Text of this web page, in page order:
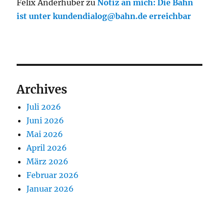
Felix Anderhuber zuNotiz an mich: Die Bahn
ist unter kundendialog@bahn.de erreichbar
Archives
Juli 2026
Juni 2026
Mai 2026
April 2026
März 2026
Februar 2026
Januar 2026